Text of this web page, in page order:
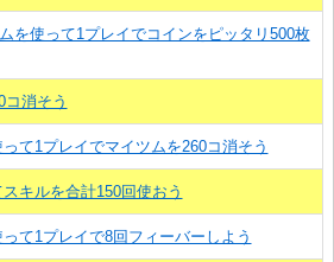
を使って1プレイでコインをピッタリ500枚
コ消そう
て1プレイでマイツムを260コ消そう
キルを合計150回使おう
て1プレイで8回フィーバーしよう